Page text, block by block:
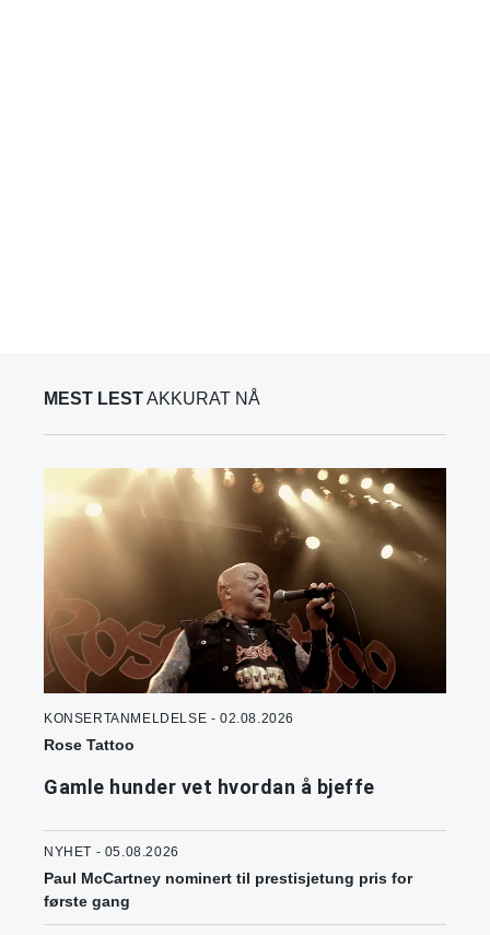
MEST LESTAKKURAT NÅ
KONSERTANMELDELSE - 02.08.2026
Rose Tattoo
Gamle hunder vet hvordan å bjeffe
NYHET - 05.08.2026
Paul McCartney nominert til prestisjetung pris for
første gang